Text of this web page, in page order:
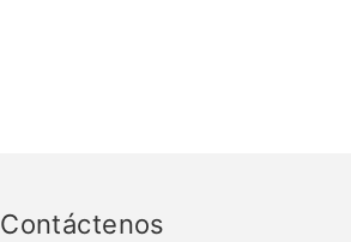
Contáctenos